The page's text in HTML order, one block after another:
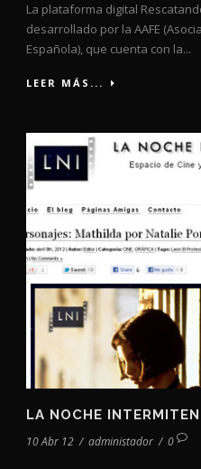
La plataforma digital
desarrollado por la AAFE
Española), que cuenta con la...
LEER MÁS...
LA NOCHE
10 Abr 12 / administador / 0